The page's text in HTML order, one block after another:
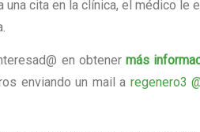
una cita en la clínica, el médico le
en obtener más
enviando un mail a regenero3